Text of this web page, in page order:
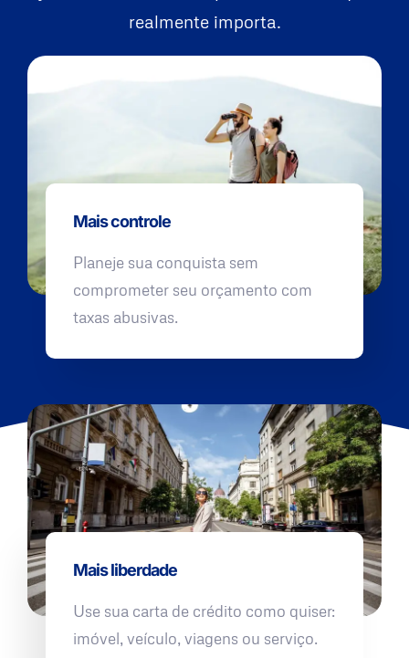
realmente importa.
Mais controle
Planeje sua conquista sem
comprometer seu orçamento com
taxas abusivas.
Mais liberdade
Use sua carta de crédito como quiser:
imóvel, veículo, viagens ou serviço.